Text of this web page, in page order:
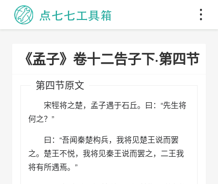
《孟子》卷十二告子下·第四节
第四节原文
宋牼将之楚，孟子遇于石丘。曰：“先生将
何之？”
曰：“吾闻秦楚构兵，我将见楚王说而罢
之。楚王不悦，我将见秦王说而罢之，二王我
将有所遇焉。”